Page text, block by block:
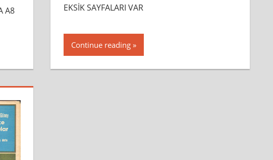
A8
EKSİK SAYFALARI VAR
Continue reading